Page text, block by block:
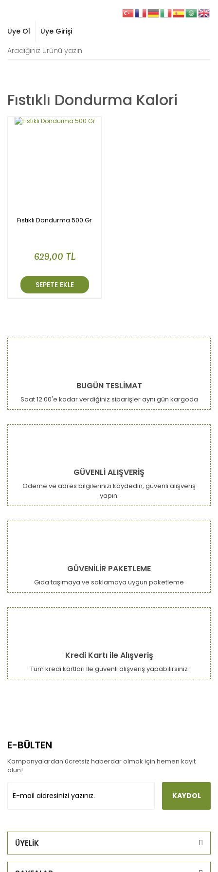
Üye Ol Üye Girişi
Fıstıklı Dondurma Kalori
Fıstıklı Dondurma 500 Gr
629,00 TL
SEPETE EKLE
BUGÜN TESLİMAT
Saat 12:00'e kadar verdiğiniz siparişler aynı gün kargoda
GÜVENLİ ALIŞVERİŞ
Ödeme ve adres bilgilerinizi kaydedin, güvenli alışveriş
yapın.
GÜVENİLİR PAKETLEME
Gıda taşımaya ve saklamaya uygun paketleme
Kredi Kartı ile Alışveriş
Tüm kredi kartları İle güvenli alışveriş yapabilirsiniz
E-BÜLTEN
Kampanyalardan ücretsiz haberdar olmak için hemen kayıt
olun!
KAYDOL
ÜYELİK